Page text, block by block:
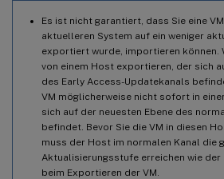
Es ist nicht garantiert, dass Sie eine
aktuelleren System auf ein weniger
exportiert wurde, importieren können.
von einem Host exportieren, der sich
des Early Access-Updatekanals
VM möglicherweise nicht sofort in
sich auf der neuesten Ebene des
befindet. Bevor Sie die VM in diesen
muss der Host im normalen Kanal die
Aktualisierungsstufe erreichen wie der
beim Exportieren der VM.